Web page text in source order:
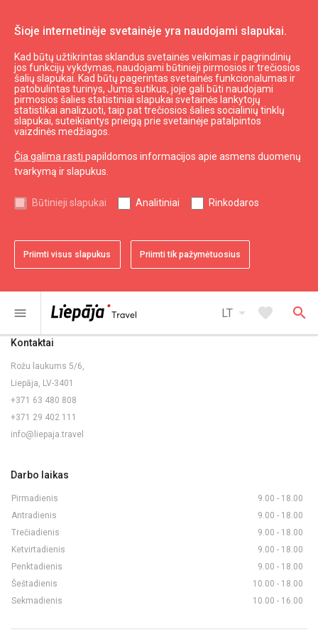
Šioje internetinėje svetainėje yra naudojami slapukai.
Kad būtų užtikrintas sklandus svetainės veikimas ir pagrindinių
jos funkcijų vykdymas, naudojami būtinieji pirmosios ir trečiosios
šalių slapukai. Kad būtų pagerintas svetainės funkcionalumas ir
patobulintas turinys, Jums sutikus, joje gali būti naudojami
pirmosios šalies statistiniai slapukai svetainės lankytojų
statistikai analizuoti, taip pat trečiosios šalies socialinių tinklų
slapukai, suteikiantys prieigą prie svetainėje patalpintos
vaizdinės medžiagos.
Čia galima rasti papildomos informacijos apie asmens duomenų
tvarkymą ir slapukus.
Būtinieji slapukai Analitiniai Rinkodaros
Priimti visus slapukus Priimti tik pažymėtuosius
menu LT arrow_drop_down favorite search
Stovėjimo aikštelė
Į viršų expand_less
Informacija
Turizmas Latvijoje
Turizmas Kuržemėje
Naudingas
Žemėlapiai ir Brošiūros
Kontaktai
Rožu laukums 5/6,
Liepāja, LV-3401
+371 63 480 808
+371 29 402 111
info@liepaja.travel
Darbo laikas
Pirmadienis
9.00 - 18.00
Antradienis
9.00 - 18.00
Trečiadienis
9.00 - 18.00
Ketvirtadienis
9.00 - 18.00
Penktadienis
9.00 - 18.00
Šeštadienis
10.00 - 18.00
Sekmadienis
10.00 - 16.00